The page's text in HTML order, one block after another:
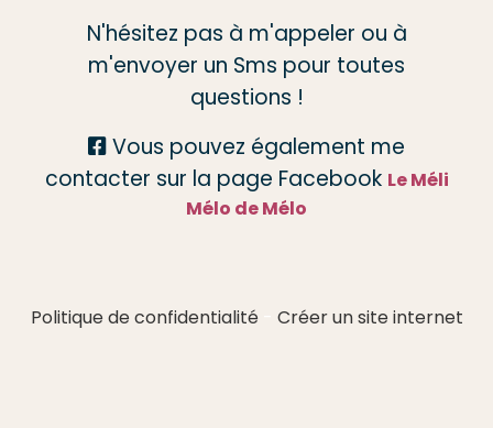
N'hésitez pas à m'appeler ou à
m'envoyer un Sms pour toutes
questions !
 Vous pouvez également me
contacter sur la page Facebook Le Méli
Mélo de Mélo
Politique de confidentialité Créer un site internet